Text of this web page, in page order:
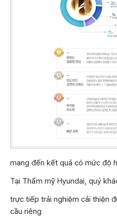
mang đến kết quả có mức độ
Tại Thẩm mỹ Hyundai, quý
trực tiếp trải nghiệm cải thiện
cầu riêng